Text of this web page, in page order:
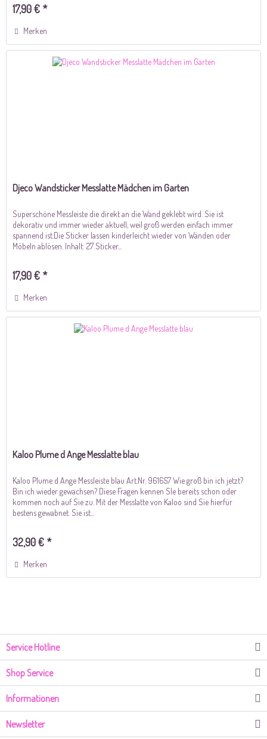
17,90 € *
Merken
Djeco Wandsticker Messlatte Mädchen im Garten
Superschöne Messleiste die direkt an die Wand geklebt wird. Sie ist
dekorativ und immer wieder aktuell, weil groß werden einfach immer
spannend ist.Die Sticker lassen kinderleicht wieder von Wänden oder
Möbeln ablösen. Inhalt: 27 Sticker...
17,90 € *
Merken
Kaloo Plume d Ange Messlatte blau
Kaloo Plume d Ange Messleiste blau Art.Nr. 961657 Wie groß bin ich jetzt?
Bin ich wieder gewachsen? Diese Fragen kennen SIe bereits schon oder
kommen noch auf Sie zu. Mit der Messlatte von Kaloo sind Sie hierfür
bestens gewabnet. Sie ist...
32,90 € *
Merken
Service Hotline
Shop Service
Informationen
Newsletter